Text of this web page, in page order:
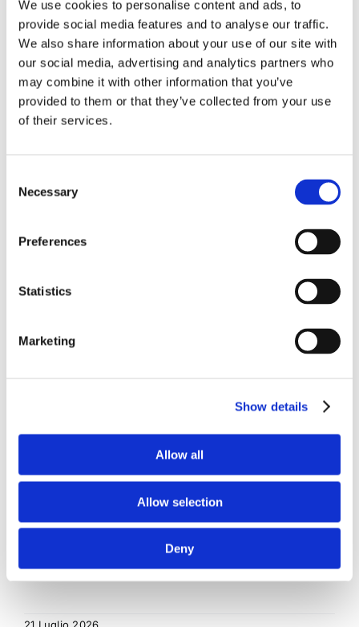
We use cookies to personalise content and ads, to
provide social media features and to analyse our traffic.
We also share information about your use of our site with
our social media, advertising and analytics partners who
may combine it with other information that you’ve
provided to them or that they’ve collected from your use
of their services.
Selection
Necessary
Preferences
Statistics
Marketing
Show details
Allow all
Allow selection
Deny
rapporti tra surrogazione legale e
Corte di Cassazione offre l'occasione per tornare
su un tema di grande rilievo teorico e pratico
nell'ambito delle obbligazioni solidali passive: il